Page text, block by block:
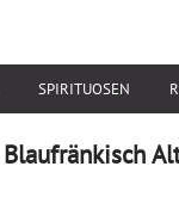
SPIRITUOSEN
Blaufränkisch